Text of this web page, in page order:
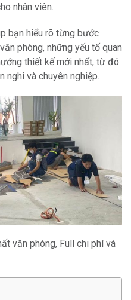
nhân viên.
bạn hiểu rõ từng bước
phòng, những yếu tố quan
thiết kế mới nhất, từ đó
nghi và chuyên nghiệp.
văn phòng, Full chi phí và